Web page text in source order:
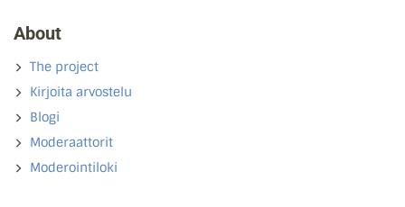
About
The project
Kirjoita arvostelu
Blogi
Moderaattorit
Moderointiloki